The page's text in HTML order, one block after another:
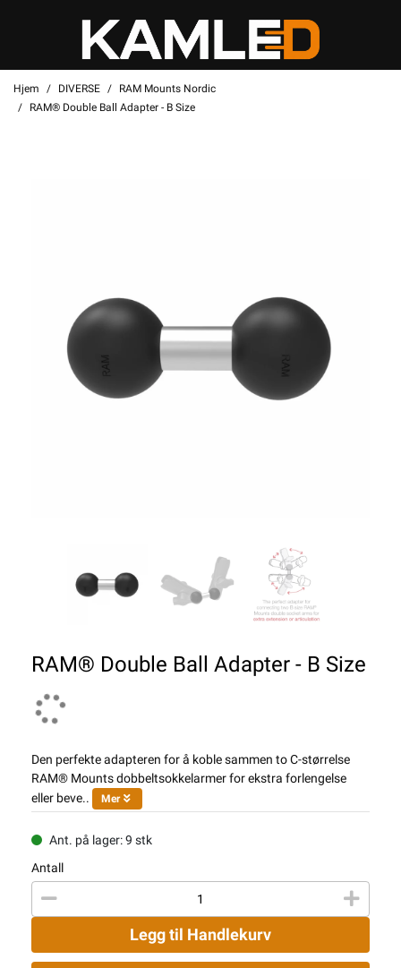
Hjem DIVERSE
RAM Mounts Nordic
RAM® Double Ball Adapter - B Size
RAM® Double Ball Adapter - B Size
Den perfekte adapteren for å koble sammen to C-størrelse
RAM® Mounts dobbeltsokkelarmer for ekstra forlengelse
eller beve..
Mer
Ant. på lager: 9 stk
Antall
Legg til Handlekurv